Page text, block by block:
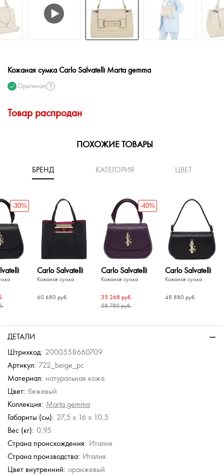
Кожаная сумка Carlo Salvatelli Marta gemma
Оригинал
Товар распродан
ПОХОЖИЕ ТОВАРЫ
БРЕНД КАТЕГОРИЯ ЦВЕТ
-30%
Carlo Salvatelli
Кожаная сумка
60 680 руб.
-40%
Carlo Salvatelli
Кожаная сумка
35 268 руб.
58 780 руб.
Carlo Salvatelli
Кожаная сумка
48 880 руб.
Сумка-сэтчел
59 380 руб.
35 000 руб.
50 000 руб.
Сумка с принтом
14 988 руб.
24 980 руб.
16 980 руб.
ДЕТАЛИ
Штрихкод: 2000558660709
Артикул: 722_beige_pc
Материал: натуральная кожа
Цвет: бежевый
Коллекция: Marta gemma
Габариты (см): 27,5 x 16 x 10,5
Вес (кг): 0,95
Страна происхождения: Италия
Страна производства: Италия
Цвет внутренний: оранжевый